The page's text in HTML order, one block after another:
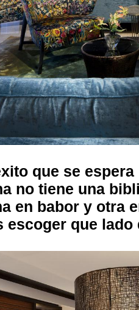
que se
no tiene una
en babor y otra
escoger que